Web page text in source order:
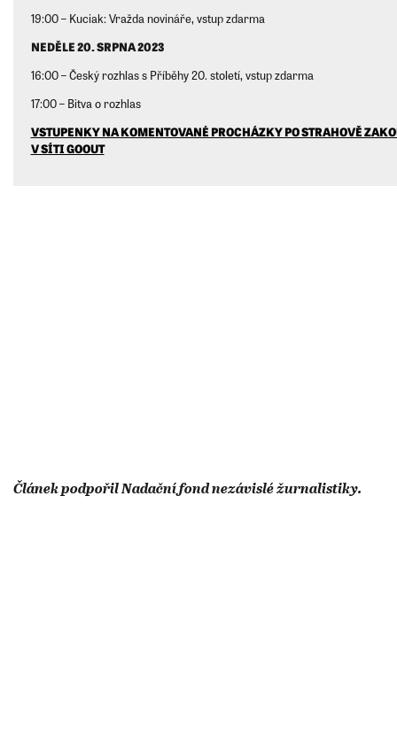
19:00 – Kuciak: Vražda novináře, vstup zdarma
NEDĚLE 20. SRPNA 2023
16:00 – Český rozhlas s Příběhy 20. století, vstup zdarma
17:00 – Bitva o rozhlas
VSTUPENKY NA KOMENTOVANÉ PROCHÁZKY PO STRAHOVĚ
V SÍTI GOOUT
Článek podpořil Nadační fond nezávislé žurnalistiky.